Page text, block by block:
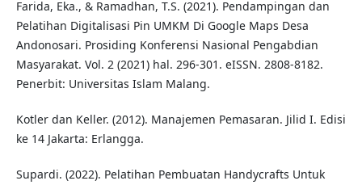
Farida, Eka., & Ramadhan, T.S. (2021). Pendampingan dan
Pelatihan Digitalisasi Pin UMKM Di Google Maps Desa
Andonosari. Prosiding Konferensi Nasional Pengabdian
Masyarakat. Vol. 2 (2021) hal. 296-301. eISSN. 2808-8182.
Penerbit: Universitas Islam Malang.
Kotler dan Keller. (2012). Manajemen Pemasaran. Jilid I. Edisi
ke 14 Jakarta: Erlangga.
Supardi. (2022). Pelatihan Pembuatan Handycrafts Untuk